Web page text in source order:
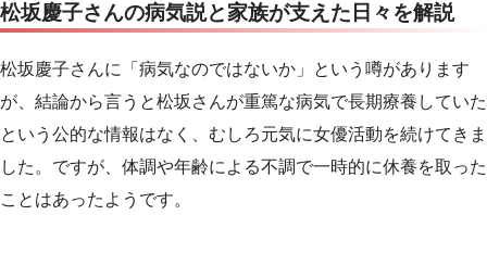
松坂慶子さんの病気説と家族が支えた日々を解説
松坂慶子さんに「病気なのではないか」という噂があります
が、結論から言うと松坂さんが重篤な病気で長期療養していた
という公的な情報はなく、むしろ元気に女優活動を続けてきま
した。ですが、体調や年齢による不調で一時的に休養を取った
ことはあったようです。